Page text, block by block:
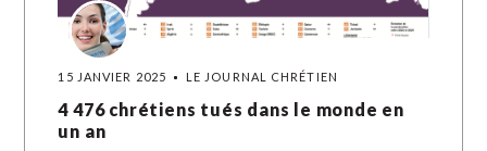
15 JANVIER 2025 LE JOURNAL CHRÉTIEN
4 476 chrétiens tués dans le monde en
un an